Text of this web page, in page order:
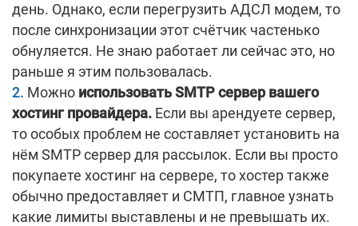
день. Однако, если перегрузить АДСЛ модем, то
после синхронизации этот счётчик частенько
обнуляется. Не знаю работает ли сейчас это, но
раньше я этим пользовалась.
Можно использовать SMTP сервер вашего
хостинг провайдера. Если вы арендуете сервер,
то особых проблем не составляет установить на
нём SMTP сервер для рассылок. Если вы просто
покупаете хостинг на сервере, то хостер также
обычно предоставляет и СМТП, главное узнать
какие лимиты выставлены и не превышать их.